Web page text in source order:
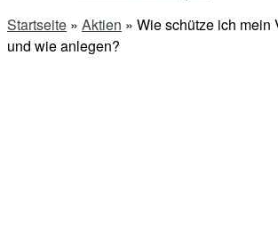
Startseite » Aktien » Wie schütze ich mein
und wie anlegen?